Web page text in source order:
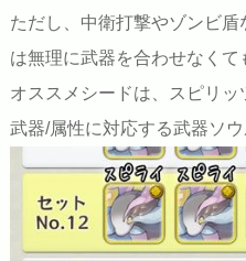
ただし、中衛打撃やゾンビ
は無理に武器を合わせなくて
オススメシードは、スピリ
武器/属性に対応する武器ソウ